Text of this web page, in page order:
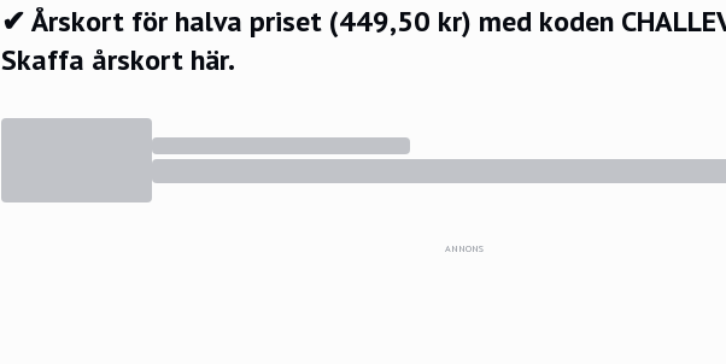
✔ Årskort för halva priset (449,50 kr) med koden
Skaffa årskort här.
ANNONS